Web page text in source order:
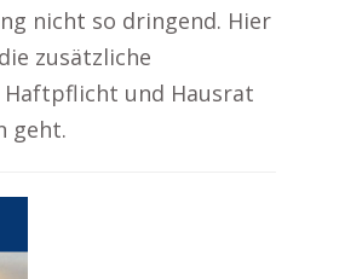
nicht so dringend. Hier
zusätzliche
und Hausrat
geht.